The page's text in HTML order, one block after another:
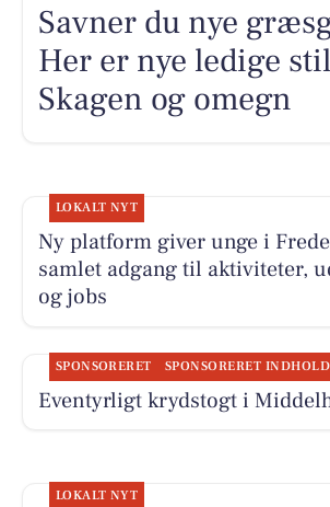
Savner du nye
Her er nye ledige
Skagen og omegn
LOKALT NYT
Ny platform giver unge i
samlet adgang til aktiviteter,
og jobs
SPONSORERET SPONSORERET INDHOLD
Eventyrligt krydstogt i
LOKALT NYT